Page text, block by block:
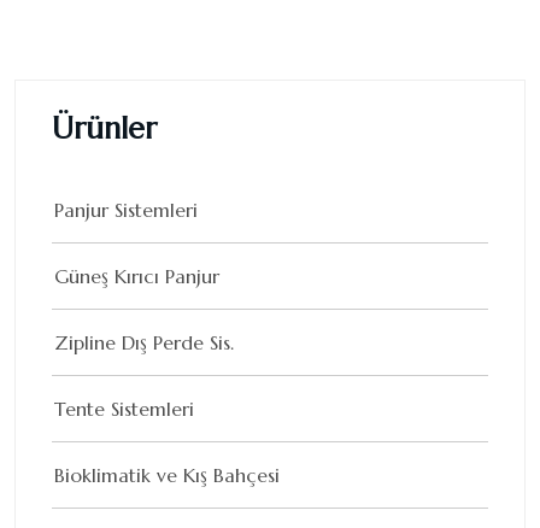
Ürünler
Panjur Sistemleri
Güneş Kırıcı Panjur
Zipline Dış Perde Sis.
Tente Sistemleri
Bioklimatik ve Kış Bahçesi